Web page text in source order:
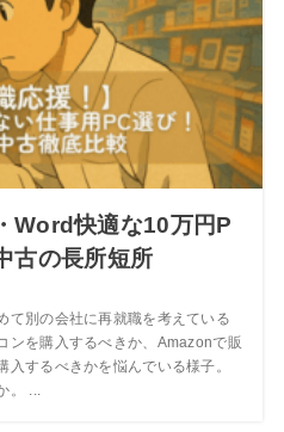
Word快適な10万円P
古の長所短所
て別の会社に再就職を考えている
ンを購入するべきか、Amazonで販
するべきかを悩んでいる様子。
。 ...